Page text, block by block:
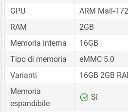
GPU
ARM Mali-
RAM
2GB
Memoria interna
16GB
Tipo di memoria
eMMC 5.0
Varianti
16GB 2GB
Memoria
espandibile
Sì